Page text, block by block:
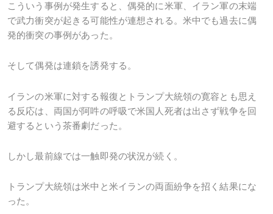
こういう事例が発生すると、偶発的に米軍、イラン軍の末端
で武力衝突が起きる可能性が連想される。米中でも過去に偶
発的衝突の事例があった。
そして偶発は連鎖を誘発する。
イランの米軍に対する報復とトランプ大統領の寛容とも思え
る反応は、両国が阿吽の呼吸で米国人死者は出さず戦争を回
避するという茶番劇だった。
しかし最前線では一触即発の状況が続く。
トランプ大統領は米中と米イランの両面紛争を招く結果にな
った。